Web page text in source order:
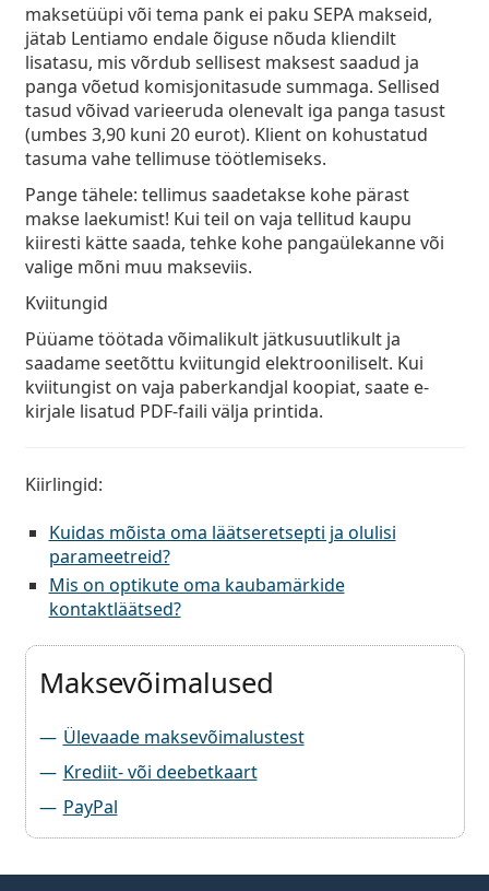
maksetüüpi või tema pank ei paku SEPA makseid,
jätab Lentiamo endale õiguse nõuda kliendilt
lisatasu, mis võrdub sellisest maksest saadud ja
panga võetud komisjonitasude summaga. Sellised
tasud võivad varieeruda olenevalt iga panga tasust
(umbes 3,90 kuni 20 eurot). Klient on kohustatud
tasuma vahe tellimuse töötlemiseks.
Pange tähele: tellimus saadetakse kohe pärast
makse laekumist! Kui teil on vaja tellitud kaupu
kiiresti kätte saada, tehke kohe pangaülekanne või
valige mõni muu makseviis.
Kviitungid
Püüame töötada võimalikult jätkusuutlikult ja
saadame seetõttu kviitungid elektrooniliselt. Kui
kviitungist on vaja paberkandjal koopiat, saate e-
kirjale lisatud PDF-faili välja printida.
Kiirlingid:
Kuidas mõista oma läätseretsepti ja olulisi
parameetreid?
Mis on optikute oma kaubamärkide
kontaktläätsed?
Maksevõimalused
Ülevaade maksevõimalustest
Krediit- või deebetkaart
PayPal